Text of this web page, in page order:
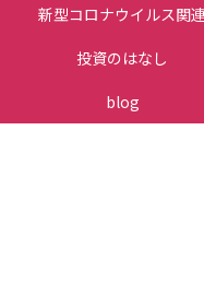
新型コロナウイルス関
投資のはなし
blog